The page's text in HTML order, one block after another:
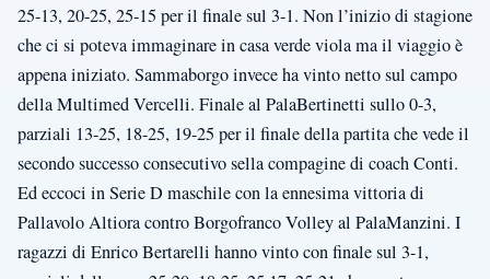
25-13, 20-25, 25-15 per il finale sul 3-1. Non l’inizio di stagione
che ci si poteva immaginare in casa verde viola ma il viaggio è
appena iniziato. Sammaborgo invece ha vinto netto sul campo
della Multimed Vercelli. Finale al PalaBertinetti sullo 0-3,
parziali 13-25, 18-25, 19-25 per il finale della partita che vede il
secondo successo consecutivo sella compagine di coach Conti.
Ed eccoci in Serie D maschile con la ennesima vittoria di
Pallavolo Altiora contro Borgofranco Volley al PalaManzini. I
ragazzi di Enrico Bertarelli hanno vinto con finale sul 3-1,